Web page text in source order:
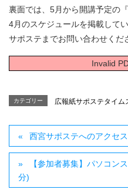
裏面では、5月から開講予定の
4月のスケジュールを掲載して
サポステまでお問い合わせくだ
Invalid
カテゴリー 広報紙サポステタイム
西宮サポステへのアクセ
【参加者募集】パソコン
分)